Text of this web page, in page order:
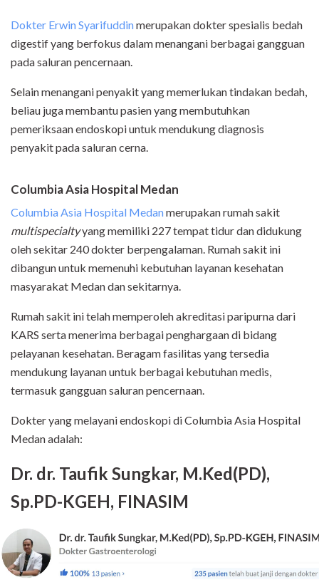
Dokter Erwin Syarifuddinmerupakan dokter spesialis bedah
digestif yang berfokus dalam menangani berbagai gangguan
pada saluran pencernaan.
Selain menangani penyakit yang memerlukan tindakan bedah,
beliau juga membantu pasien yang membutuhkan
pemeriksaan endoskopi untuk mendukung diagnosis
penyakit pada saluran cerna.
Columbia Asia Hospital Medan
Columbia Asia Hospital Medanmerupakan rumah sakit
multispecialtyyang memiliki 227 tempat tidur dan didukung
oleh sekitar 240 dokter berpengalaman. Rumah sakit ini
dibangun untuk memenuhi kebutuhan layanan kesehatan
masyarakat Medan dan sekitarnya.
Rumah sakit ini telah memperoleh akreditasi paripurna dari
KARS serta menerima berbagai penghargaan di bidang
pelayanan kesehatan. Beragam fasilitas yang tersedia
mendukung layanan untuk berbagai kebutuhan medis,
termasuk gangguan saluran pencernaan.
Dokter yang melayani endoskopi di Columbia Asia Hospital
Medan adalah:
Dr. dr. Taufik Sungkar, M.Ked(PD),
Sp.PD-KGEH, FINASIM